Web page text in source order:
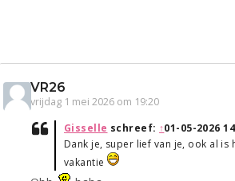
VR26
vrijdag 1 mei 2026 om 19:20
Gisselle schreef: ↑01-05-2026
Dank je, super lief van je, ook al is
vakantie